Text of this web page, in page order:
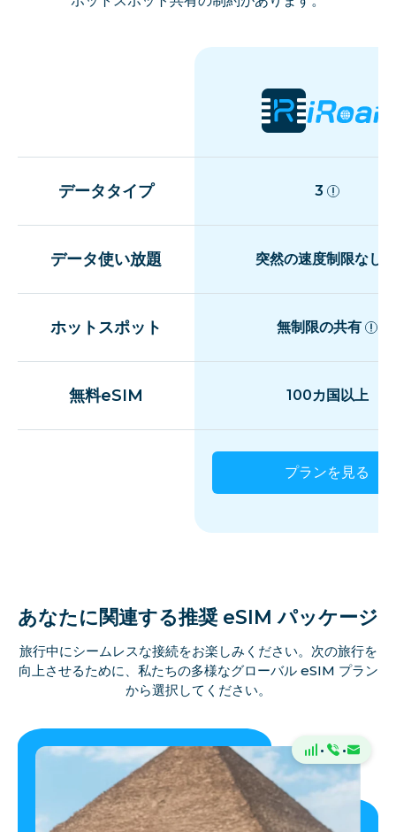
データタイプ 3
データ使い放題 突然の速度制限なし
ホットスポット 無制限の共有
無料eSIM 100カ国以上
プランを見る
あなたに関連する推奨 eSIM パッケージ
旅行中にシームレスな接続をお楽しみください。次の旅行を
向上させるために、私たちの多様なグローバル eSIM プラン
から選択してください。
· ·